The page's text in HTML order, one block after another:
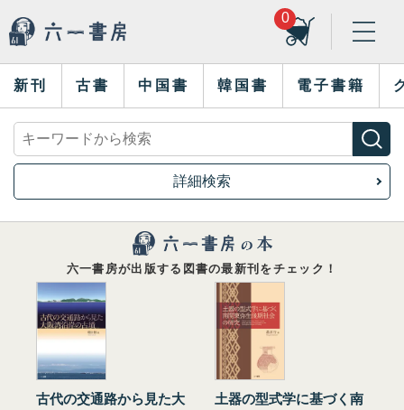
0
新刊 古書 中国書 韓国書 電子書籍
詳細検索
六一書房が出版する図書の最新刊をチェック！
古代の交通路から見た大
土器の型式学に基づく南